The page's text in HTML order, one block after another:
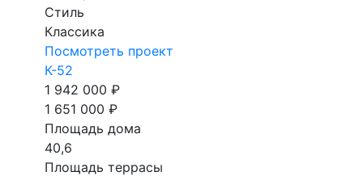
Стиль
Классика
Посмотреть проект
К-52
1 942 000 ₽
1 651 000 ₽
Площадь дома
40,6
Площадь террасы